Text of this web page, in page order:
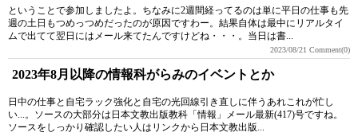
ということで参加しましたよ。ちなみに2週間経ってるのは単に平日の仕事も先
週の土日もつめっつめだったのが原因ですわー。結果自体は最中にリアルタイ
ムで出てて翌日にはメール来てたんですけどね・・・。当日は書...
2023/08/21 Comment(0)
2023年8月以降の情報科がらみのイベントとか
日中の仕事と自宅ラック強化と自宅の光回線引き直しに伴うあれこれが忙し
い...。ソースの大部分は日本文教出版教科「情報」メール最新(417)号ですね。
ソースをしっかり確認したい人はリンクから日本文教出版...